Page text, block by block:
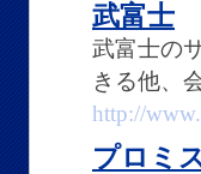
武富士
武富士の
きる他、
http://
プロミ